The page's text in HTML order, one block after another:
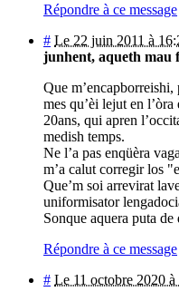
Répondre à ce message
# Le 22 juin 2011 à
junhent, aqueth mau
Que
mes qu’èi lejut en
20ans, qui apren
medish temps.
Ne l’a pas enqüèra
m’a calut corregir los
Que’m soi arrevirat
uniformisator
Sonque aquera puta de
Répondre à ce message
# Le 11 octobre 2020 à